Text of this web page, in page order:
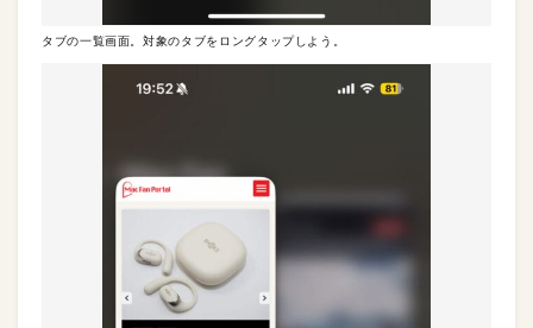
タブの一覧画面。対象のタブをロングタップしよう。